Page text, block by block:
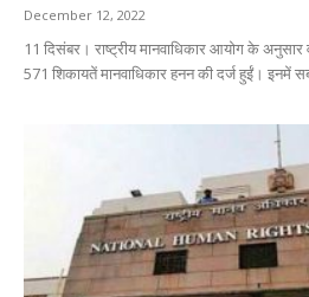
December 12, 2022
11 दिसंबर। राष्ट्रीय मानवाधिकार आयोग के
571 शिकायतें मानवाधिकार हनन की दर्ज हुईं। इनमें